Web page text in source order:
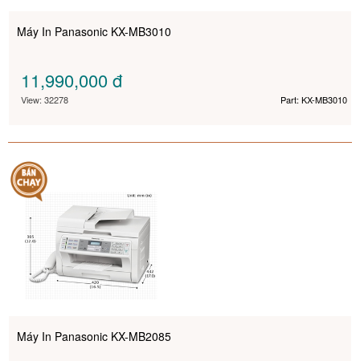
Máy In Panasonic KX-MB3010
11,990,000đ
View: 32278 Part: KX-MB3010
Máy In Panasonic KX-MB2085